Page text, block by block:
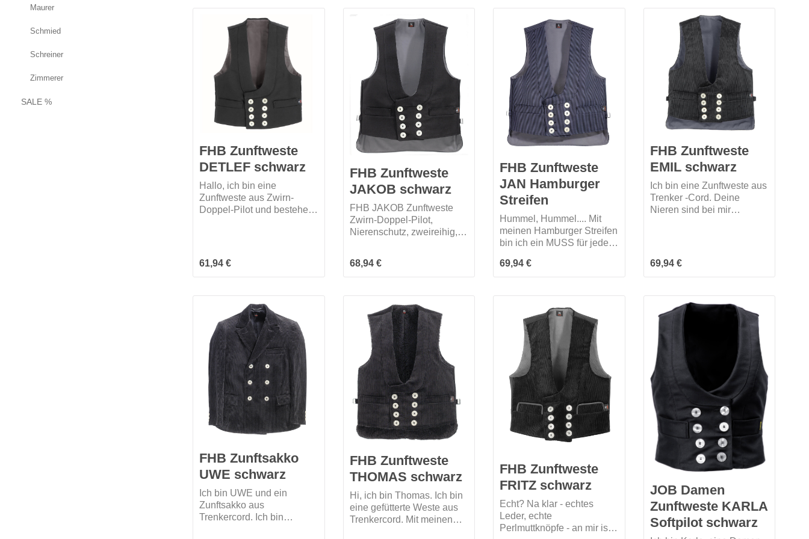
Maurer
Schmied
Schreiner
Zimmerer
SALE %
regulieren. Meine
zweireihige Schließung mit
8 Perlmuttimitatknöpfen
machen meine zünftige
Optik perfekt.
FHB Zunftweste
DETLEF schwarz
Hallo, ich bin eine
Zunftweste aus Zwirn-
Doppel-Pilot und bestehe
Perlmuttimitatknöpfe
verleihen mir eine zünftige
Tragekomfort und zur
Regulierung der Passform
verhilft mein
Rückenschnallgurt. Mich
gibt es in 3 Farben.
Regulärer Preis:
61,94 €
FHB Zunftweste
JAKOB schwarz
FHB JAKOB Zunftweste
Zwirn-Doppel-Pilot,
Nierenschutz, zweireihig,
Innentasche mit Klett,
Perlmuttimitatknöpfe,
gleichen Qualität wie
Vorderteil, 2
Rückenschnallgurte
Regulärer Preis:
68,94 €
FHB Zunftweste
JAN Hamburger
Streifen
Hummel, Hummel.... Mit
meinen Hamburger Streifen
bin ich ein MUSS für jeden
Rückenschnallgurte bieten
guten Tragekomfort und
kann... habe ich mich für
eine zweireihige
Schließung mit acht
Knöpfen entschieden. Beim
Rücken wurde etwas mehr
Stoff dran gelassen, zum
Schutz deiner Nieren.
Regulärer Preis:
69,94 €
FHB Zunftweste
EMIL schwarz
Ich bin eine Zunftweste aus
Trenker -Cord. Deine
Nieren sind bei mir
Schließung mit acht
Permulttimitatknöpfen
Look.Mich gibt es in 3
Farben.
Regulärer Preis:
69,94 €
FHB Zunftsakko
UWE schwarz
Ich bin UWE und ein
Zunftsakko aus
Trenkercord. Ich bin
FHB Zunftweste
THOMAS schwarz
Hi, ich bin Thomas. Ich bin
eine gefütterte Weste aus
Trenkercord. Mit meinen
FHB Zunftweste
FRITZ schwarz
Echt? Na klar - echtes
Leder, echte
Perlmuttknöpfe - an mir ist
JOB Damen
Zunftweste KARLA
Softpilot schwarz